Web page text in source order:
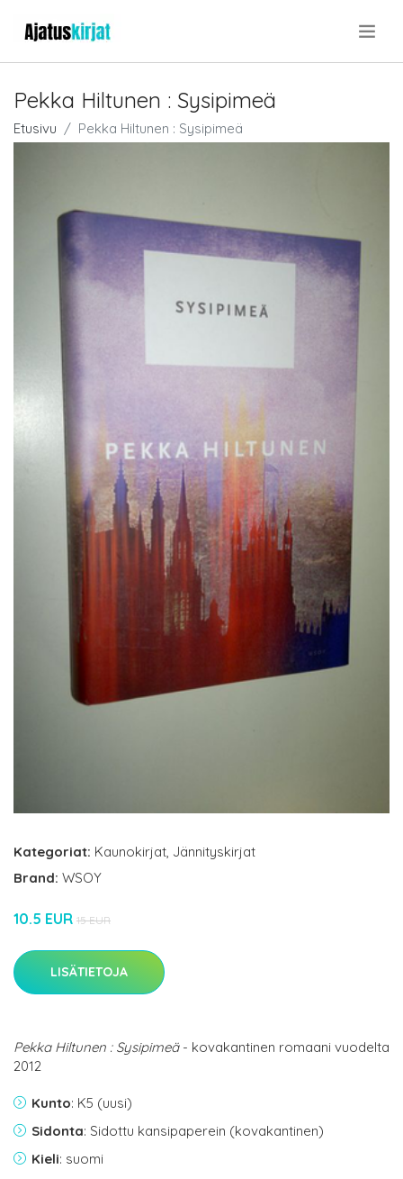
Pekka Hiltunen : Sysipimeä
Etusivu Pekka Hiltunen : Sysipimeä
Kategoriat: Kaunokirjat, Jännityskirjat
Brand: WSOY
10.5 EUR 15 EUR
LISÄTIETOJA
Pekka Hiltunen : Sysipimeä- kovakantinen romaani vuodelta
2012
Kunto: K5 (uusi)
Sidonta: Sidottu kansipaperein (kovakantinen)
Kieli: suomi